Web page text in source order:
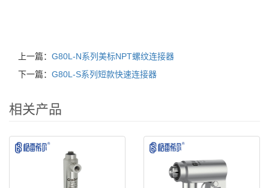
上一篇： G80L-N系列美标NPT螺纹连接器
下一篇： G80L-S系列短款快速连接器
相关产品